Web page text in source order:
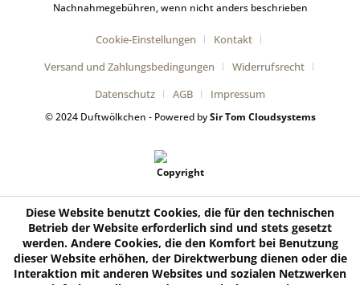
Nachnahmegebühren, wenn nicht anders beschrieben
Cookie-Einstellungen
Kontakt
Versand und Zahlungsbedingungen
Widerrufsrecht
Datenschutz
AGB Impressum
© 2024 Duftwölkchen - Powered bySir Tom Cloudsystems
Diese Website benutzt Cookies, die für den technischen
Betrieb der Website erforderlich sind und stets gesetzt
werden. Andere Cookies, die den Komfort bei Benutzung
dieser Website erhöhen, der Direktwerbung dienen oder die
Interaktion mit anderen Websites und sozialen Netzwerken